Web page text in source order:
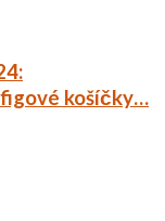
figové košíčky…